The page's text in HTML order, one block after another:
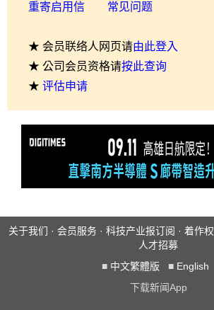
重寄启用信 常见问题
★ 会员联络人网页请由此登入
★ 公司会员资格请按此查询
★ 评估申请
关于我们 · 会员服务 · 科技产业报订阅 · 着作权
人才招募
■ 中文繁體版 ■ English
下载新闻App